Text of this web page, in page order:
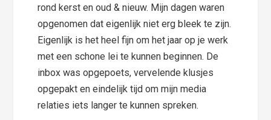
rond kerst en oud & nieuw. Mijn dagen waren
opgenomen dat eigenlijk niet erg bleek te zijn.
Eigenlijk is het heel fijn om het jaar op je werk
met een schone lei te kunnen beginnen. De
inbox was opgepoets, vervelende klusjes
opgepakt en eindelijk tijd om mijn media
relaties iets langer te kunnen spreken.